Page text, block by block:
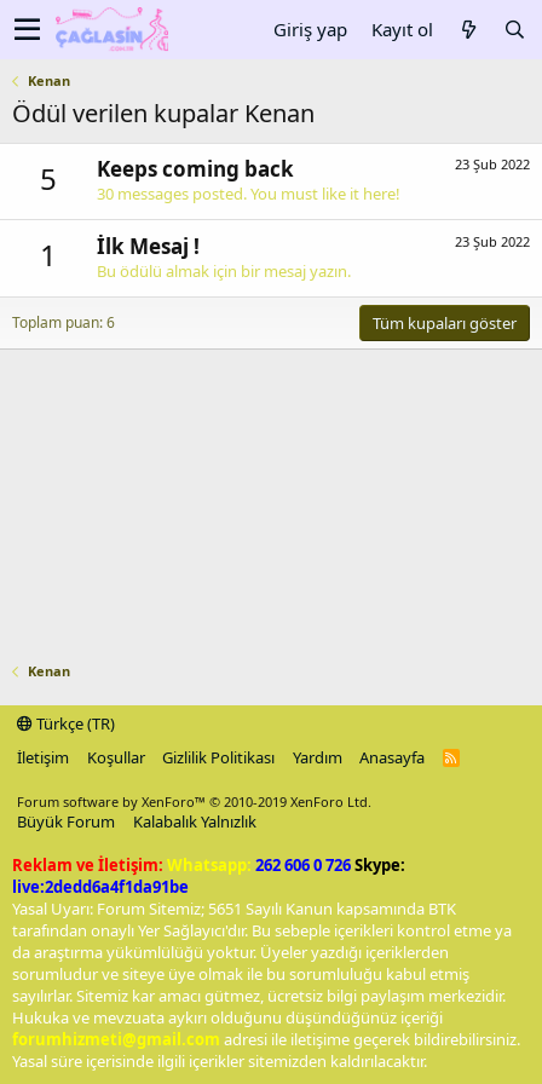
Giriş yap Kayıt ol
Kenan
Ödül verilen kupalar Kenan
5 23 Şub 2022
Keeps coming back
30 messages posted. You must like it here!
1 23 Şub 2022
İlk Mesaj !
Bu ödülü almak için bir mesaj yazın.
Toplam puan: 6 Tüm kupaları göster
Kenan
Türkçe (TR)
İletişim
Koşullar Gizlilik Politikası Yardım Anasayfa
R
Forum software by XenForo™ © 2010-2019 XenForo Ltd.
Büyük Forum
Kalabalık Yalnızlık
Reklam ve İletişim: Whatsapp: 262 606 0 726Skype:
live:2dedd6a4f1da91be
Yasal Uyarı: Forum Sitemiz; 5651 Sayılı Kanun kapsamında BTK
tarafından onaylı Yer Sağlayıcı'dır. Bu sebeple içerikleri kontrol etme ya
da araştırma yükümlülüğü yoktur. Üyeler yazdığı içeriklerden
sorumludur ve siteye üye olmak ile bu sorumluluğu kabul etmiş
sayılırlar. Sitemiz kar amacı gütmez, ücretsiz bilgi paylaşım merkezidir.
Hukuka ve mevzuata aykırı olduğunu düşündüğünüz içeriği
forumhizmeti@gmail.com adresi ile iletişime geçerek bildirebilirsiniz.
Yasal süre içerisinde ilgili içerikler sitemizden kaldırılacaktır.